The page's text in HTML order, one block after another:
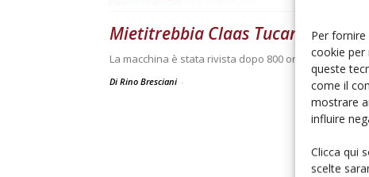
Per
cookie per
queste
come il
mostrare
influire
Clicca qui
scelte
Mietitrebbia Claas Tucano 570
La macchina è stata rivista dopo 800 ore
Di Rino Bresciani -